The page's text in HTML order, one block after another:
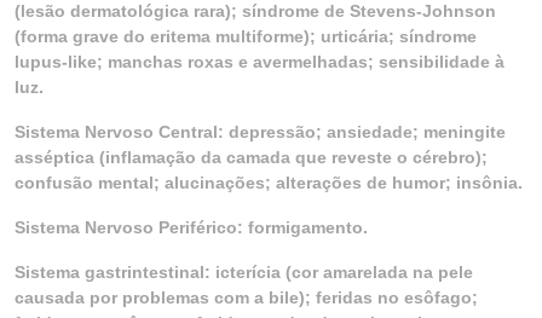
(lesão dermatológica rara); síndrome de Stevens-Johnson
(forma grave do eritema multiforme); urticária; síndrome
lupus-like; manchas roxas e avermelhadas; sensibilidade à
luz.
Sistema Nervoso Central: depressão; ansiedade; meningite
asséptica (inflamação da camada que reveste o cérebro);
confusão mental; alucinações; alterações de humor; insônia.
Sistema Nervoso Periférico: formigamento.
Sistema gastrintestinal: icterícia (cor amarelada na pele
causada por problemas com a bile); feridas no esôfago;